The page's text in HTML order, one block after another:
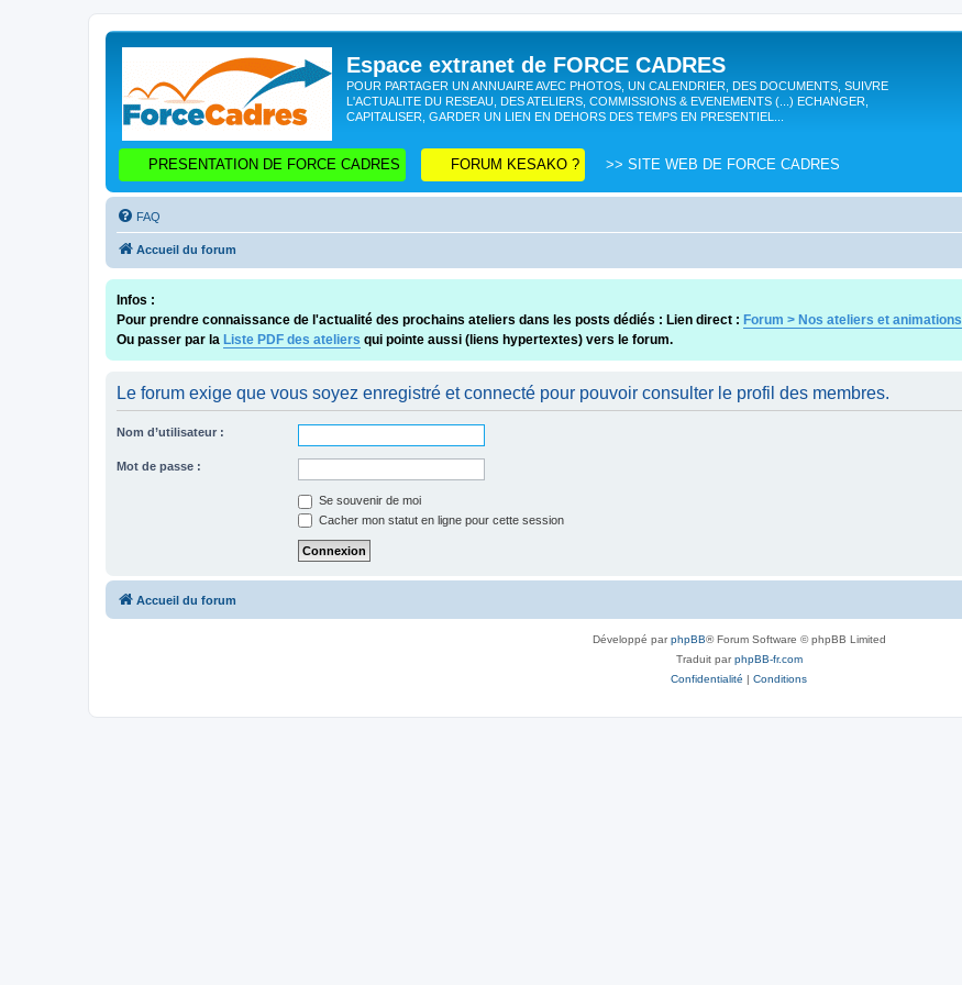
Espace extranet de FORCE CADRES
POUR PARTAGER UN ANNUAIRE AVEC PHOTOS, UN CALENDRIER, DES DOCUMENTS, SUIVRE
L'ACTUALITE DU RESEAU, DES ATELIERS, COMMISSIONS & EVENEMENTS (...) ECHANGER,
CAPITALISER, GARDER UN LIEN EN DEHORS DES TEMPS EN PRESENTIEL...
PRESENTATION DE FORCE CADRES FORUM KESAKO ? >> SITE WEB DE FORCE CADRES
FAQ
Accueil du forum
Infos :
Pour prendre connaissance de l'actualité des prochains ateliers dans les posts dédiés : Lien direct : Forum > Nos ateliers et animations
Ou passer par la Liste PDF des ateliers qui pointe aussi (liens hypertextes) vers le forum.
Le forum exige que vous soyez enregistré et connecté pour pouvoir consulter le profil des membres.
Nom d’utilisateur :
Mot de passe :
Se souvenir de moi
Cacher mon statut en ligne pour cette session
Accueil du forum
Développé parphpBB® Forum Software © phpBB Limited
Traduit parphpBB-fr.com
Confidentialité | Conditions